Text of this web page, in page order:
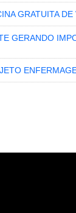
GRATUITA
GERANDO